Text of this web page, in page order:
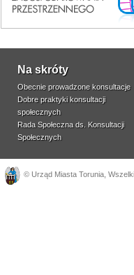
Na skróty
Obecnie prowadzone konsultacje
Dobre praktyki konsultacji
społecznych
Rada Społeczna ds. Konsultacji
Społecznych
© Urząd Miasta Torunia ,